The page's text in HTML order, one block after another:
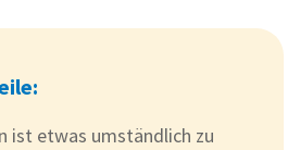
ist etwas umständlich zu